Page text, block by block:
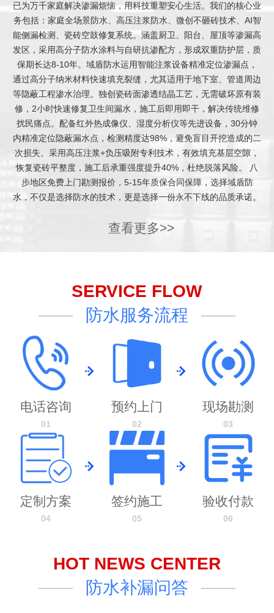
已为万千家庭解决渗漏烦恼，用科技重塑安心生活。我们的核心业
务包括：家庭全场景防水、高压注浆防水、微创不砸砖技术、AI智
能侧漏检测、瓷砖空鼓修复系统。涵盖厨卫、阳台、屋顶等渗漏高
发区，采用高分子防水涂料与自研抗渗配方，形成双重防护层，质
保期长达8-10年。域盾防水运用智能注浆设备精准定位渗漏点，
通过高分子纳米材料快速填充裂缝，尤其适用于地下室、管道周边
等隐蔽工程渗水治理。独创瓷砖面渗透结晶工艺，无需破坏原有装
修，2小时快速修复卫生间漏水，施工后即用即干，解决传统维修
扰民痛点。配备红外热成像仪、湿度分析仪等先进设备，30分钟
内精准定位隐蔽漏水点，检测精度达98%，避免盲目开挖造成的二
次损失。采用高压注浆+负压吸附专利技术，有效填充基层空隙，
恢复瓷砖平整度，施工后承重强度提升40%，杜绝脱落风险。 八
步地区免费上门勘测报价，5-15年质保合同保障，选择域盾防
水，不仅是选择防水的技术，更是选择一份永不下线的品质承诺。
查看更多>>
SERVICE FLOW
防水服务流程
电话咨询
01
预约上门
02
现场勘测
03
定制方案
04
签约施工
05
验收付款
06
HOT NEWS CENTER
防水补漏问答